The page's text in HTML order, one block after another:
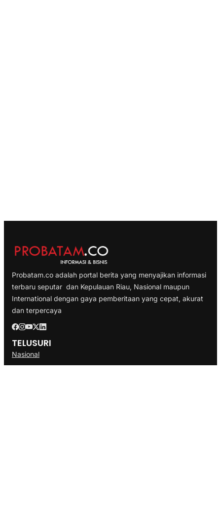
Probatam.co adalah portal berita yang menyajikan informasi
terbaru seputar dan Kepulauan Riau, Nasional maupun
International dengan gaya pemberitaan yang cepat, akurat
dan terpercaya
TELUSURI
Nasional